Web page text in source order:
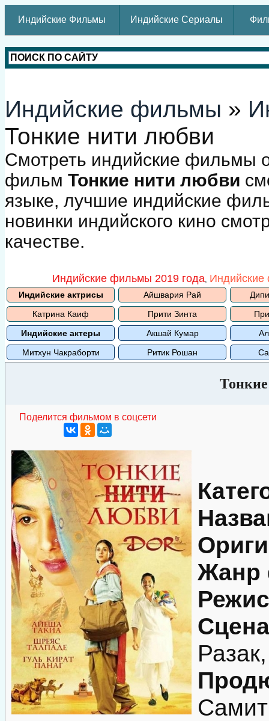
Индийские Фильмы Индийские Сериалы
Индийские фильмы »
Тонкие нити любви
Смотреть индийские фильмы
фильм Тонкие нити любви
языке, лучшие индийские
новинки индийского кино
качестве.
Индийские фильмы 2019 года,
Индийские актрисы Айшвария Рай
Катрина Каиф
Прити Зинта
Индийские актеры
Акшай Кумар
Митхун Чакраборти
Ритик Рошан
Поделится фильмом в соцсети
Жанр